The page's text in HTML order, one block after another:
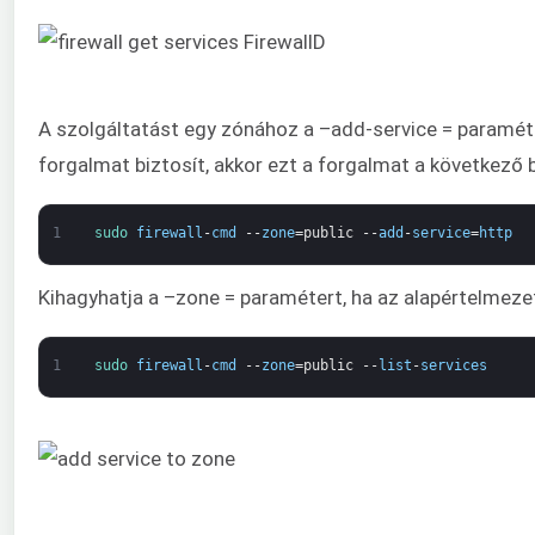
A szolgáltatást egy zónához a –add-service =
forgalmat biztosít, akkor ezt a forgalmat a következő
1 sudo firewall -cmd --zone=public --add -service=http
Kihagyhatja a –zone = paramétert, ha az
1 sudo firewall -cmd --zone=public -- list -services